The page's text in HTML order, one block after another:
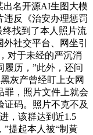
出名开源AI生图大模
违反《治安办理惩罚
找到了本人照片流
社交平台、网坐引
对于未经的严沉消
履历，”此外，还问
灰产曾经盯上女网
罪，照片文件上就会
证码。照片不克不及
，该群达到近1.5
提起本人被“制黄